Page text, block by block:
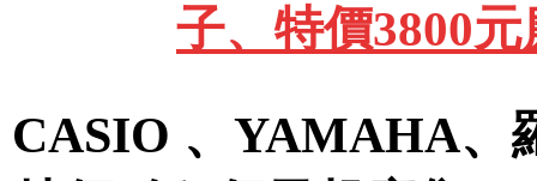
子、特價3800
CASIO 、YAMAHA、